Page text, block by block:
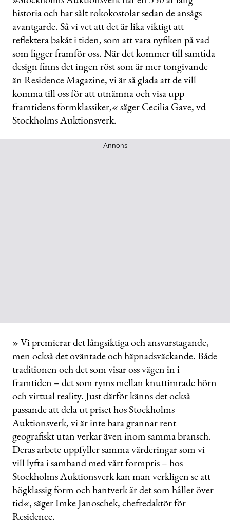
historia och har sålt rokokostolar sedan de ansågs
avantgarde. Så vi vet att det är lika viktigt att
reflektera bakåt i tiden, som att vara nyfiken på vad
som ligger framför oss. När det kommer till samtida
design finns det ingen röst som är mer tongivande
än Residence Magazine, vi är så glada att de vill
komma till oss för att utnämna och visa upp
framtidens formklassiker,« säger Cecilia Gave, vd
Stockholms Auktionsverk.
Annons
» Vi premierar det långsiktiga och ansvarstagande,
men också det oväntade och häpnadsväckande. Både
traditionen och det som visar oss vägen in i
framtiden – det som ryms mellan knuttimrade hörn
och virtual reality. Just därför känns det också
passande att dela ut priset hos Stockholms
Auktionsverk, vi är inte bara grannar rent
geografiskt utan verkar även inom samma bransch.
Deras arbete uppfyller samma värderingar som vi
vill lyfta i samband med vårt formpris – hos
Stockholms Auktionsverk kan man verkligen se att
högklassig form och hantverk är det som håller över
tid«, säger Imke Janoschek, chefredaktör för
Residence.